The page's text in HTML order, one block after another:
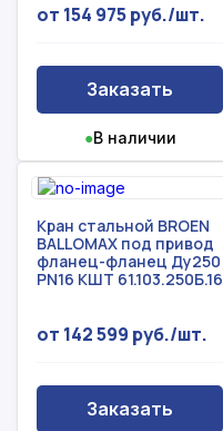
от 154 975 руб./шт.
Заказать
●В наличии
Кран стальной BROEN
BALLOMAX под привод
фланец-фланец Ду250
PN16 КШТ 61.103.250Б.16
от 142 599 руб./шт.
Заказать